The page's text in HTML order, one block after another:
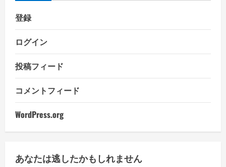
登録
ログイン
投稿フィード
コメントフィード
WordPress.org
あなたは逃したかもしれません